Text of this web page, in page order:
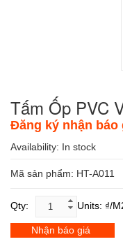
Tấm Ốp PVC
Đăng ký nhận báo
Availability: In stock
Mã sản phẩm: HT-A011
Qty: Units: ₫/
Nhận báo giá